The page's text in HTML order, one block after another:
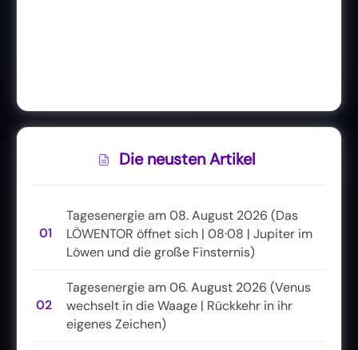
Die neusten Artikel
01
Tagesenergie am 08. August 2026 (Das
LÖWENTOR öffnet sich | 08·08 | Jupiter im
Löwen und die große Finsternis)
02
Tagesenergie am 06. August 2026 (Venus
wechselt in die Waage | Rückkehr in ihr
eigenes Zeichen)